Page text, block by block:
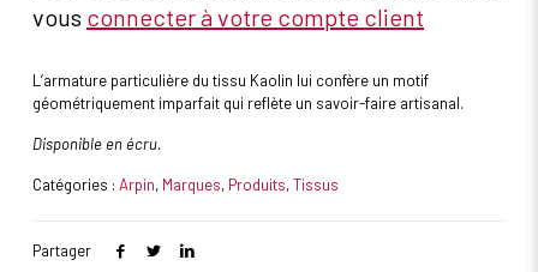
vous connecter à votre compte client
L’armature particulière du tissu Kaolin lui confère un motif
géométriquement imparfait qui reflète un savoir-faire artisanal.
Disponible en écru.
Catégories : Arpin, Marques, Produits,Tissus
Partager